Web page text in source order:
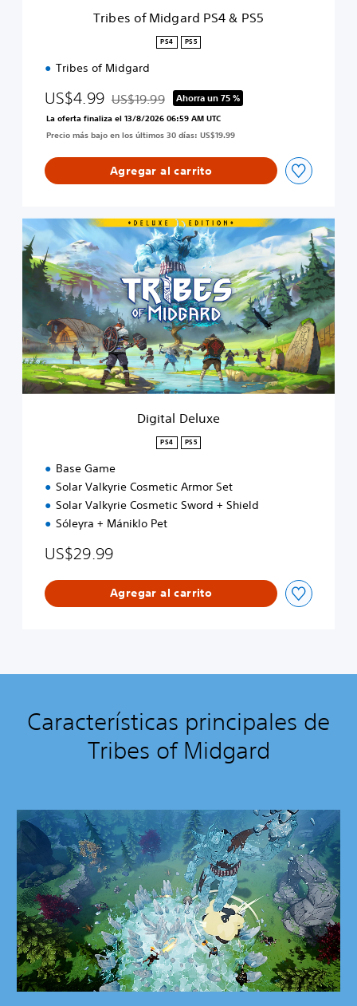
Tribes of Midgard PS4 & PS5
PS4 PS5
Tribes of Midgard
US$4.99 Rebajado del precio original de US$19.99
US$19.99 Ahorra un 75 %
La oferta finaliza el 13/8/2026 06:59 AM UTC
Precio más bajo en los últimos 30 días: US$19.99
Agregar al carrito
D
g
i
D
e
l
u
x
Digital Deluxe
PS4 PS5
Base Game
Solar Valkyrie Cosmetic Armor Set
Solar Valkyrie Cosmetic Sword + Shield
Sóleyra + Mániklo Pet
US$29.99
Agregar al carrito
Características principales de
Tribes of Midgard